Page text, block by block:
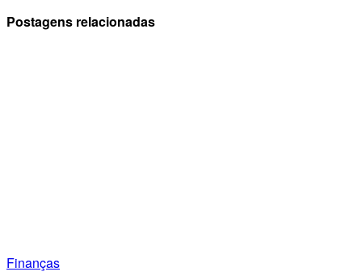
Postagens relacionadas
Finanças